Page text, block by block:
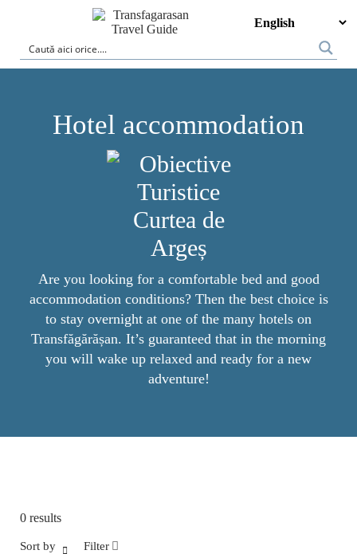
Hotel accommodation
Are you looking for a comfortable bed and good
accommodation conditions? Then the best choice is
to stay overnight at one of the many hotels on
Transfăgărășan. It’s guaranteed that in the morning
you will wake up relaxed and ready for a new
adventure!
0 results
Sort by Filter